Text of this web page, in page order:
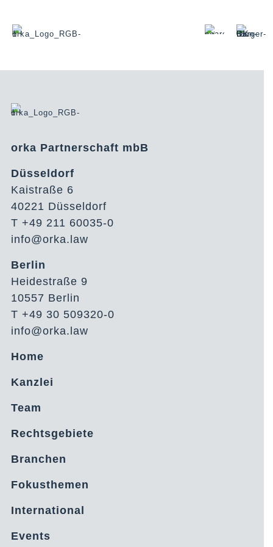
orka Partnerschaft mbB
Düsseldorf
Kaistraße 6
40221 Düsseldorf
T +49 211 60035-0
info@orka.law
Berlin
Heidestraße 9
10557 Berlin
T +49 30 509320-0
info@orka.law
Home
Kanzlei
Team
Rechtsgebiete
Branchen
Fokusthemen
International
Events